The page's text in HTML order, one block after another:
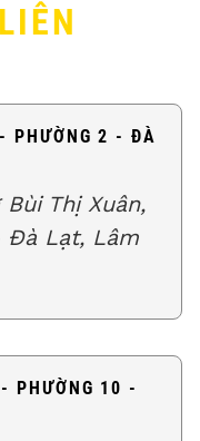
PHƯỜNG 2 - ĐÀ
Thị Xuân,
Đà Lạt, Lâm
PHƯỜNG 10 -